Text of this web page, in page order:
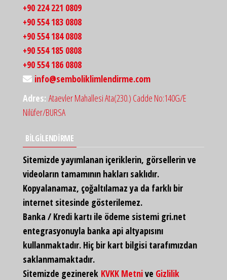
+90 224 221 0809
+90 554 183 0808
+90 554 184 0808
+90 554 185 0808
+90 554 186 0808
info@semboliklimlendirme.com
Adres: Ataevler Mahallesi Ata(230.) Cadde No:140G/E
Nilüfer/BURSA
BİLGİLENDİRME
Sitemizde yayımlanan içeriklerin, görsellerin ve
videoların tamamının hakları saklıdır.
Kopyalanamaz, çoğaltılamaz ya da farklı bir
internet sitesinde gösterilemez.
Banka / Kredi kartı ile ödeme sistemi gri.net
entegrasyonuyla banka api altyapısını
kullanmaktadır. Hiç bir kart bilgisi tarafımızdan
saklanmamaktadır.
Sitemizde gezinerek KVKK Metnive Gizlilik